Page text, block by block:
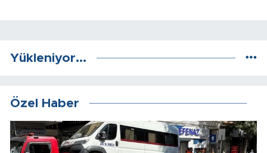
Yükleniyor...
Özel Haber